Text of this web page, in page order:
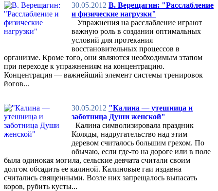
30.05.2012 В. Верещагин: "Расслабление
и физические нагрузки"
Упражнения на расслабление играют
важную роль в создании оптимальных
условий для протекания
восстановительных процессов в
организме. Кроме того, они являются необходимым этапом
при переходе к упражнениям на концентрацию.
Концентрация — важнейший элемент системы тренировок
йогов...
30.05.2012 "Калина — утешница и
заботница Души женской"
Калина символизировала праздник
Коляды, надругательство над этим
деревом считалось большим грехом. По
обычаю, если где-то на дороге или в поле
была одинокая могила, сельские девчата считали своим
долгом обсадить ее калиной. Калиновые гаи издавна
считались священными. Возле них запрещалось выпасать
коров, рубить кусты...